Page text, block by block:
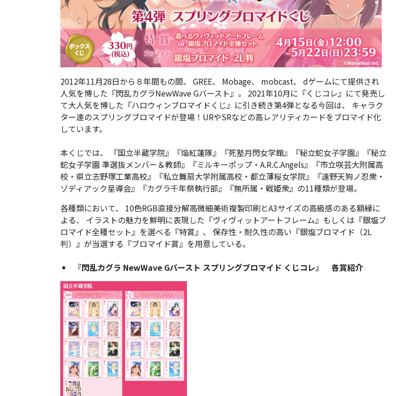
2012年11月28日から８年間もの間、 GREE、 Mobage、 mobcast、 dゲームにて提供され
人気を博した『閃乱カグラNewWave Gバースト』。 2021年10月に『くじコレ』にて発売し
て大人気を博した『ハロウィンブロマイドくじ』に引き続き第4弾となる今回は、 キャラク
ター達のスプリングブロマイドが登場！URやSRなどの高レアリティカードをブロマイド化
しています。
本くじでは、 『国立半蔵学院』『焔紅蓮隊』『死塾月閃女学館』『秘立蛇女子学園』『秘立
蛇女子学園 準選抜メンバー＆教師』『ミルキーポップ・A.R.C.Angels』『市立咲芸大附属高
校・県立志野塚工業高校』『私立舞扇大学附属高校・都立薄桜女学院』『遠野天狗ノ忍衆・
ゾディアック星導会』『カグラ千年祭執行部』『無所属・戦姫衆』の11種類が登場。
各種類において、 10色RGB直接分解高微細美術複製印刷とA3サイズの高級感のある額縁に
よる、 イラストの魅力を鮮明に表現した『ヴィヴィットアートフレーム』もしくは『銀塩ブ
ロマイド全種セット』を選べる『特賞』、 保存性・耐久性の高い『銀塩ブロマイド（2L
判）』が当選する『ブロマイド賞』を用意している。
『閃乱カグラ NewWave Gバースト スプリングブロマイド くじコレ』 各賞紹介